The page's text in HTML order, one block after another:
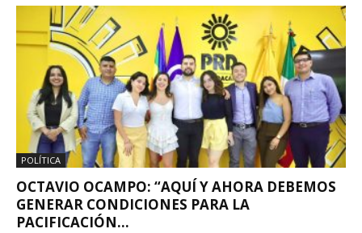
POLÍTICA
OCTAVIO OCAMPO: “AQUÍ Y AHORA DEBEMOS
GENERAR CONDICIONES PARA LA
PACIFICACIÓN...